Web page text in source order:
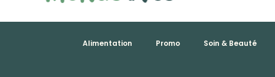
Alimentation Promo Soin & Beauté